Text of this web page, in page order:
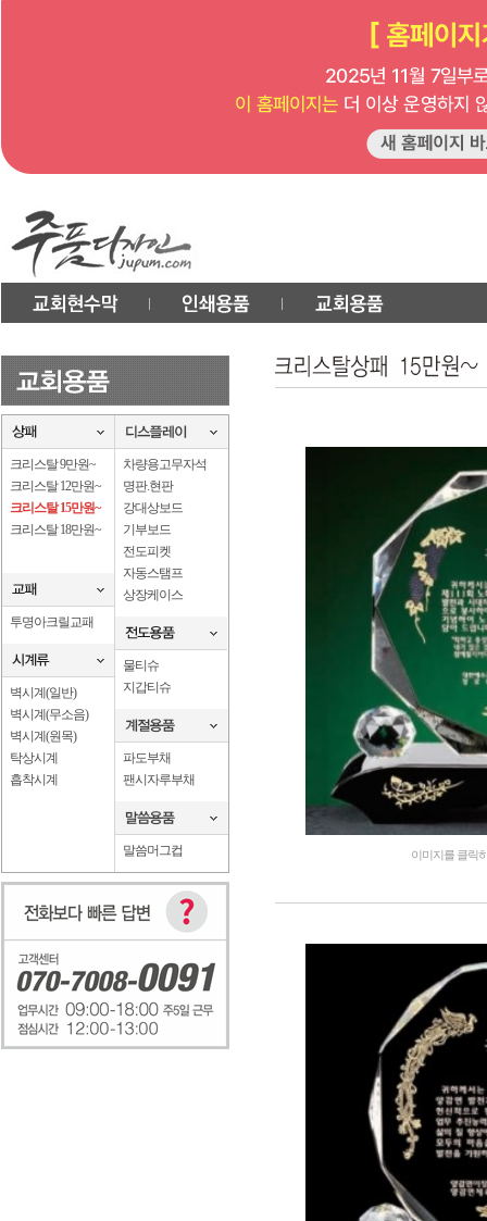
크리스탈 9만원~
크리스탈 12만원~
크리스탈 15만원~
크리스탈 18만원~
투명아크릴교패
벽시계(일반)
벽시계(무소음)
벽시계(원목)
탁상시계
흡착시계
차량용고무자석
명판.현판
강대상보드
기부보드
전도피켓
자동스탬프
상장케이스
물티슈
지갑티슈
파도부채
팬시자루부채
말씀머그컵 이미지를 클릭